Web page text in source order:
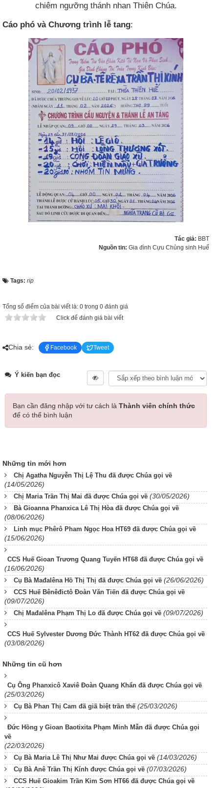
chiêm ngưỡng thánh nhan Thiên Chúa.
Cáo phó và Chương trình lễ tang:
Tác giả: BBT
Nguồn tin: Gia đình Cựu Chủng sinh Huế
Tags: rip
Tổng số điểm của bài viết là: 0 trong 0 đánh giá
Click để đánh giá bài viết
Chia sẻ: Facebook Tweet
Ý kiến bạn đọc
Bạn cần đăng nhập với tư cách là Thành viên chính thức
để có thể bình luận
Những tin mới hơn
Chị Agatha Nguyễn Thị Lệ Thu đã được Chúa gọi về
(14/05/2026)
Chị Maria Trần Thị Mai đã được Chúa gọi về (30/05/2026)
Bà Gioanna Phanxica Lê Thị Hòa đã được Chúa gọi về
(08/06/2026)
Linh mục Phêrô Pham Ngọc Hoa HT69 đã được Chúa gọi về
(15/06/2026)
CCS Huế Gioan Trương Quang Tuyến HT68 đã được Chúa gọi về
(16/06/2026)
Cụ Bà Mađalêna Hồ Thị Thị đã được Chúa gọi về (26/06/2026)
CCS Huế Bênêđictô Đoàn Văn Tiến đã được Chúa gọi về
(09/07/2026)
Chị Mađalêna Phạm Thị Lo đã được Chúa gọi về (09/07/2026)
CCS Huế Sylvester Dương Đức Thành HT62 đã được Chúa gọi về
(03/08/2026)
Những tin cũ hơn
Cụ Ông Phanxicô Xaviê Đoàn Quang Khẩn đã được Chúa gọi về
(25/03/2026)
Cụ Bà Phan Thị Cam đã giã biệt trần thế (25/03/2026)
Đức Hồng y Gioan Baotixita Phạm Minh Mẫn đã được Chúa gọi
về
(22/03/2026)
Cụ Bà Maria Lê Thị Như Mai được Chúa gọi về (14/03/2026)
Cụ Bà Anê Trần Thị Kính được Chúa gọi về (07/03/2026)
CCS Huế Gioakim Trần Kim Sơn HT66 đã được Chúa gọi về